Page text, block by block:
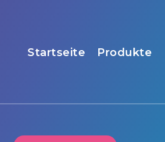
Startseite Produkte